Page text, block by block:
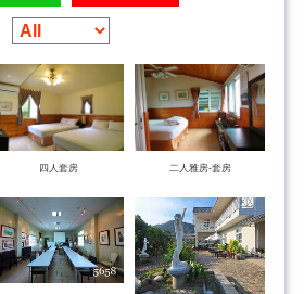
四人套房 二人雅房-套房